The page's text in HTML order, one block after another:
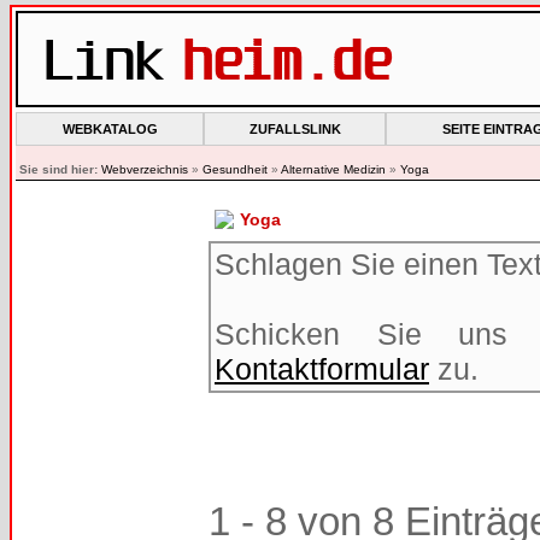
WEBKATALOG ZUFALLSLINK SEITE
Sie sind hier: Webverzeichnis » Gesundheit » Alternative Medizin » Yoga
Yoga
Schlagen Sie einen
Schicken Sie uns
Kontaktformular zu.
1 - 8 von 8